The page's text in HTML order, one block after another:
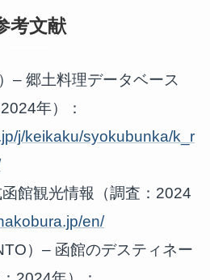
考文献
– 郷土料理データベース
年）：
j/keikaku/syokubunka/k_r
館観光情報（調査：2024
en/
）– 函館のデスティネー